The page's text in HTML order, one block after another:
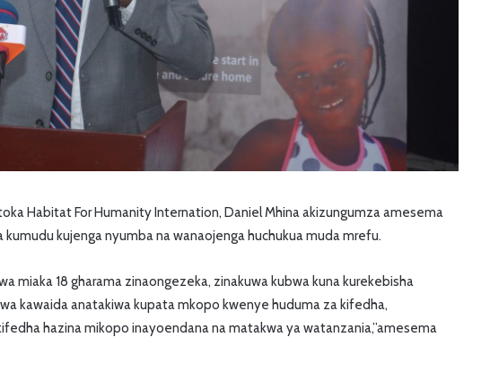
Habitat For Humanity Internation, Daniel Mhina akizungumza amesema
kujenga nyumba na wanaojenga huchukua muda mrefu.
miaka 18 gharama zinaongezeka, zinakuwa kubwa kuna kurekebisha
kawaida anatakiwa kupata mkopo kwenye huduma za kifedha,
hazina mikopo inayoendana na matakwa ya watanzania,”amesema